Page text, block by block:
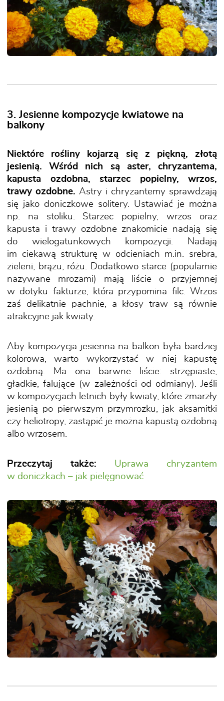
3. Jesienne kompozycje kwiatowe na
balkony
Niektóre rośliny kojarzą się z piękną, złotą
jesienią. Wśród nich są aster, chryzantema,
kapusta ozdobna, starzec popielny, wrzos,
trawy ozdobne. Astry i chryzantemy sprawdzają
się jako doniczkowe solitery. Ustawiać je można
np. na stoliku. Starzec popielny, wrzos oraz
kapusta i trawy ozdobne znakomicie nadają się
do wielogatunkowych kompozycji. Nadają
im ciekawą strukturę w odcieniach m.in. srebra,
zieleni, brązu, różu. Dodatkowo starce (popularnie
nazywane mrozami) mają liście o przyjemnej
w dotyku fakturze, która przypomina filc. Wrzos
zaś delikatnie pachnie, a kłosy traw są równie
atrakcyjne jak kwiaty.
Aby kompozycja jesienna na balkon była bardziej
kolorowa, warto wykorzystać w niej kapustę
ozdobną. Ma ona barwne liście: strzępiaste,
gładkie, falujące (w zależności od odmiany). Jeśli
w kompozycjach letnich były kwiaty, które zmarzły
jesienią po pierwszym przymrozku, jak aksamitki
czy heliotropy, zastąpić je można kapustą ozdobną
albo wrzosem.
Przeczytaj także:
Uprawa chryzantem
w doniczkach – jak pielęgnować